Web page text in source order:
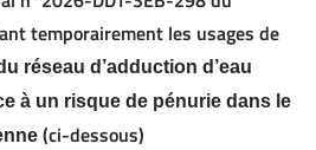
temporairement les usages de
réseau d’adduction d’eau
à un risque de pénurie dans le
(ci-dessous)